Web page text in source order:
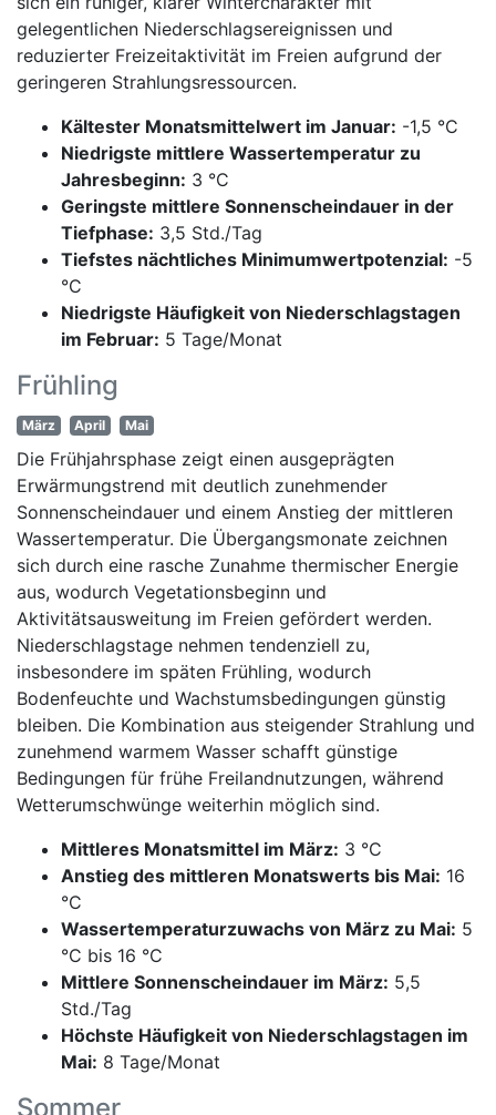
gelegentlichen Niederschlagsereignissen und
reduzierter Freizeitaktivität im Freien aufgrund der
geringeren Strahlungsressourcen.
Kältester Monatsmittelwert im Januar: -1,5 °C
Niedrigste mittlere Wassertemperatur zu
Jahresbeginn: 3 °C
Geringste mittlere Sonnenscheindauer in der
Tiefphase: 3,5 Std./Tag
Tiefstes nächtliches Minimumwertpotenzial: -5
°C
Niedrigste Häufigkeit von Niederschlagstagen
im Februar: 5 Tage/Monat
Frühling
März April Mai
Die Frühjahrsphase zeigt einen ausgeprägten
Erwärmungstrend mit deutlich zunehmender
Sonnenscheindauer und einem Anstieg der mittleren
Wassertemperatur. Die Übergangsmonate zeichnen
sich durch eine rasche Zunahme thermischer Energie
aus, wodurch Vegetationsbeginn und
Aktivitätsausweitung im Freien gefördert werden.
Niederschlagstage nehmen tendenziell zu,
insbesondere im späten Frühling, wodurch
Bodenfeuchte und Wachstumsbedingungen günstig
bleiben. Die Kombination aus steigender Strahlung und
zunehmend warmem Wasser schafft günstige
Bedingungen für frühe Freilandnutzungen, während
Wetterumschwünge weiterhin möglich sind.
Mittleres Monatsmittel im März: 3 °C
Anstieg des mittleren Monatswerts bis Mai: 16
°C
Wassertemperaturzuwachs von März zu Mai: 5
°C bis 16 °C
Mittlere Sonnenscheindauer im März: 5,5
Std./Tag
Höchste Häufigkeit von Niederschlagstagen im
Mai: 8 Tage/Monat
Sommer